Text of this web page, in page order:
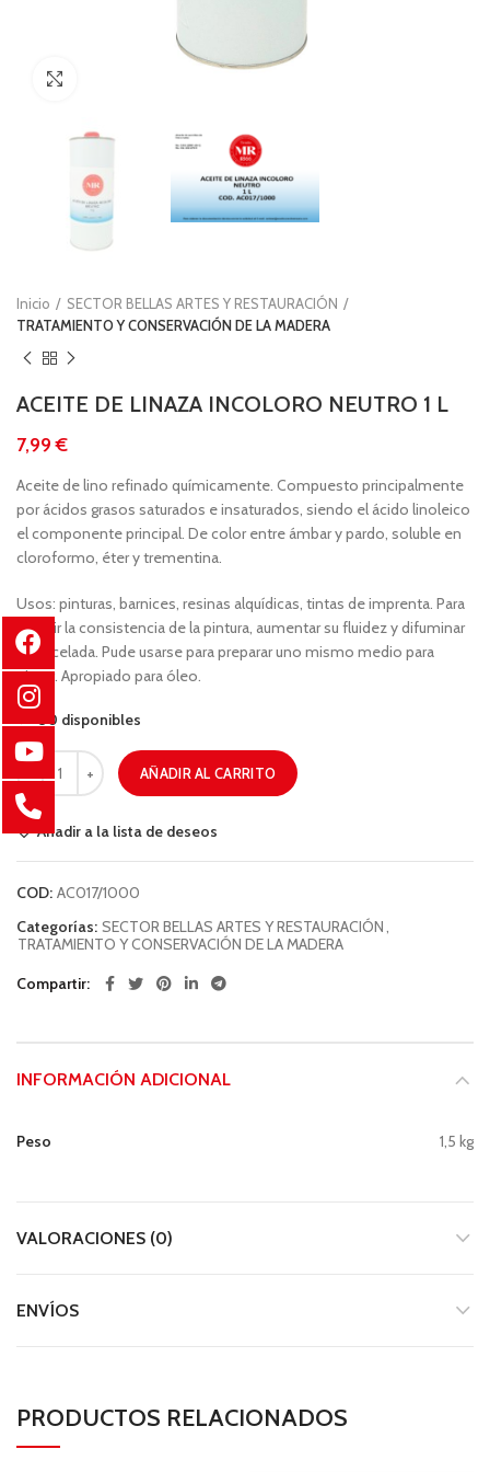
Inicio
SECTOR BELLAS ARTES Y RESTAURACIÓN
TRATAMIENTO Y CONSERVACIÓN DE LA MADERA
ACEITE DE LINAZA INCOLORO NEUTRO 1 L
€
Aceite de lino refinado químicamente. Compuesto principalmente
por ácidos grasos saturados e insaturados, siendo el ácido linoleico
el componente principal. De color entre ámbar y pardo, soluble en
cloroformo, éter y trementina.
Usos: pinturas, barnices, resinas alquídicas, tintas de imprenta. Para
reducir la consistencia de la pintura, aumentar su fluidez y difuminar
la pincelada. Pude usarse para preparar uno mismo medio para
pintar. Apropiado para óleo.
80 disponibles
AÑADIR AL CARRITO
Añadir a la lista de deseos
COD: AC017/1000
Categorías: SECTOR BELLAS ARTES Y RESTAURACIÓN,
TRATAMIENTO Y CONSERVACIÓN DE LA MADERA
Compartir
INFORMACIÓN ADICIONAL
Peso 1,5 kg
VALORACIONES (0)
ENVÍOS
PRODUCTOS RELACIONADOS